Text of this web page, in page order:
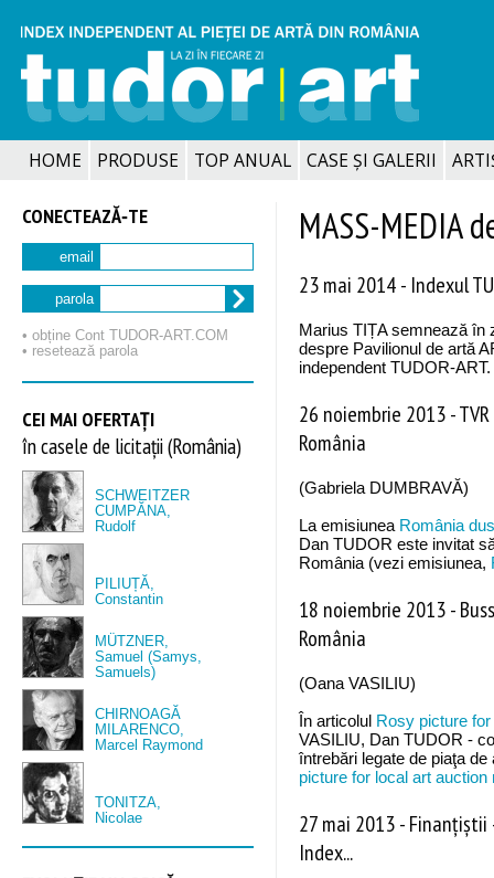
HOME PRODUSE TOP ANUAL CASE ȘI GALERII
CONECTEAZĂ‑TE
email
parola
• obține Cont TUDOR‑ART.COM
• resetează parola
CEI MAI OFERTAȚI
în casele de licitații (România)
SCHWEITZER
CUMPĂNA,
Rudolf
PILIUȚĂ,
Constantin
MÜTZNER,
Samuel (Samys,
Samuels)
CHIRNOAGĂ
MILARENCO,
Marcel Raymond
TONITZA,
Nicolae
MASS-MEDIA
23 mai 2014- Indexul
Marius TIȚA semnează în
despre Pavilionul de artă
independent TUDOR-
26 noiembrie 2013-
România
(Gabriela DUMBRAVĂ)
La emisiunea România
Dan TUDOR este invitat
România (vezi emisiunea,
18 noiembrie 2013-
România
(Oana VASILIU)
În articolul Rosy picture
VASILIU, Dan TUDOR -
întrebări legate de piaţa
picture for local art auction
27 mai 2013-Finanțiștii
Index...